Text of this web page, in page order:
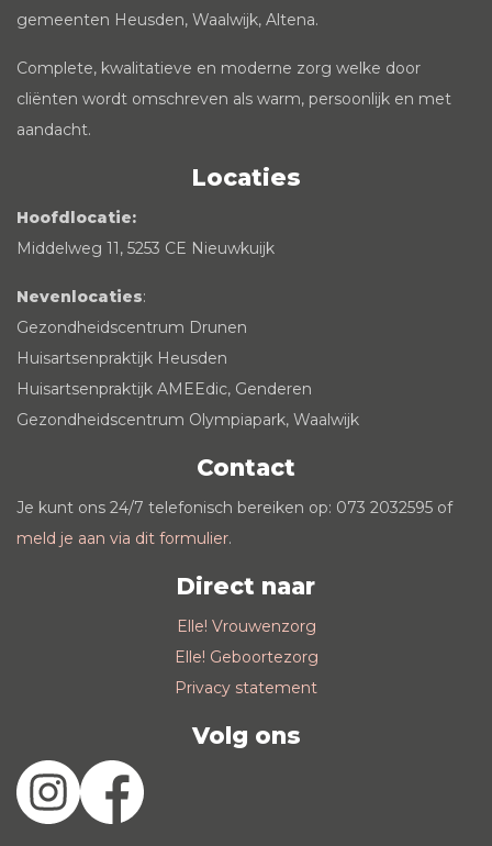
gemeenten Heusden, Waalwijk, Altena.
Complete, kwalitatieve en moderne zorg welke door
cliënten wordt omschreven als warm, persoonlijk en met
aandacht.
Locaties
Hoofdlocatie:
Middelweg 11, 5253 CE Nieuwkuijk
Nevenlocaties:
Gezondheidscentrum Drunen
Huisartsenpraktijk Heusden
Huisartsenpraktijk AMEEdic, Genderen
Gezondheidscentrum Olympiapark, Waalwijk
Contact
Je kunt ons 24/7 telefonisch bereiken op: 073 2032595 of
meld je aan via dit formulier.
Direct naar
Elle! Vrouwenzorg
Elle! Geboortezorg
Privacy statement
Volg ons